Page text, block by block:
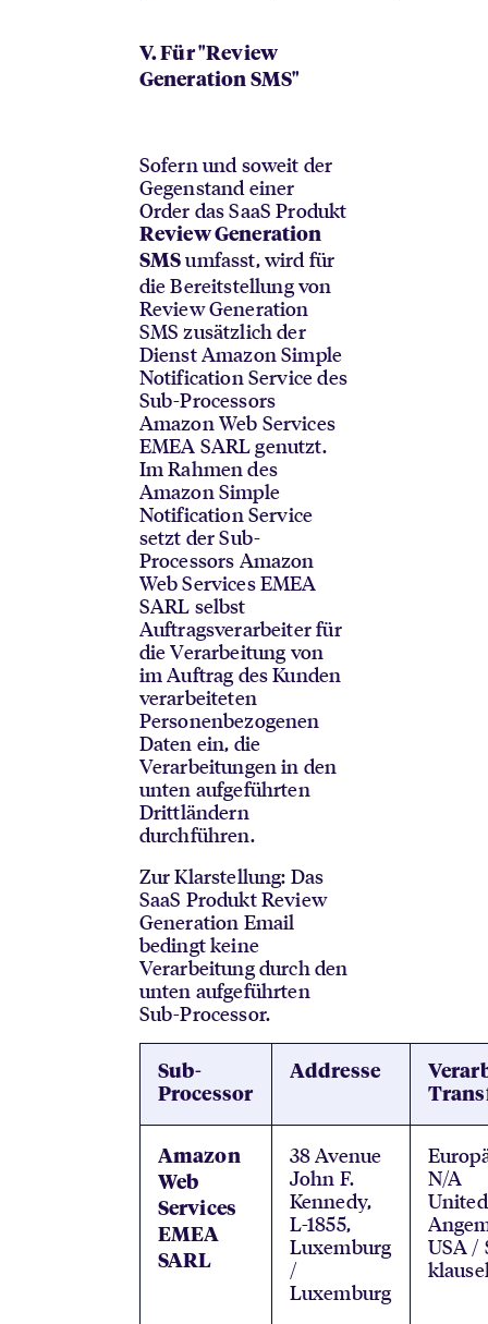
V. Für "Review
Generation SMS"
Sofern und soweit der
Gegenstand einer
Order das SaaS Produkt
Review Generation
SMS umfasst, wird für
die Bereitstellung von
Review Generation
SMS zusätzlich der
Dienst Amazon Simple
Notification Service des
Sub-Processors
Amazon Web Services
EMEA SARL genutzt.
Im Rahmen des
Amazon Simple
Notification Service
setzt der Sub-
Processors Amazon
Web Services EMEA
SARL selbst
Auftragsverarbeiter für
die Verarbeitung von
im Auftrag des Kunden
verarbeiteten
Personenbezogenen
Daten ein, die
Verarbeitungen in den
unten aufgeführten
Drittländern
durchführen.
Zur Klarstellung: Das
SaaS Produkt Review
Generation Email
bedingt keine
Verarbeitung durch den
unten aufgeführten
Sub-Processor.
Sub-
Processor
Addresse
Amazon
Web
Services
EMEA
SARL
38 Avenue
John F.
Kennedy,
L-1855,
Luxemburg
/
Luxemburg
N/A
USA /